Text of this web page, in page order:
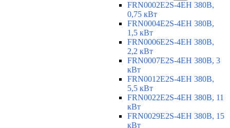
FRN0002E2S-4EH 380В,
0,75 кВт
FRN0004E2S-4EH 380В,
1,5 кВт
FRN0006E2S-4EH 380В,
2,2 кВт
FRN0007E2S-4EH 380В, 3
кВт
FRN0012E2S-4EH 380В,
5,5 кВт
FRN0022E2S-4EH 380В, 11
кВт
FRN0029E2S-4EH 380В, 15
кВт